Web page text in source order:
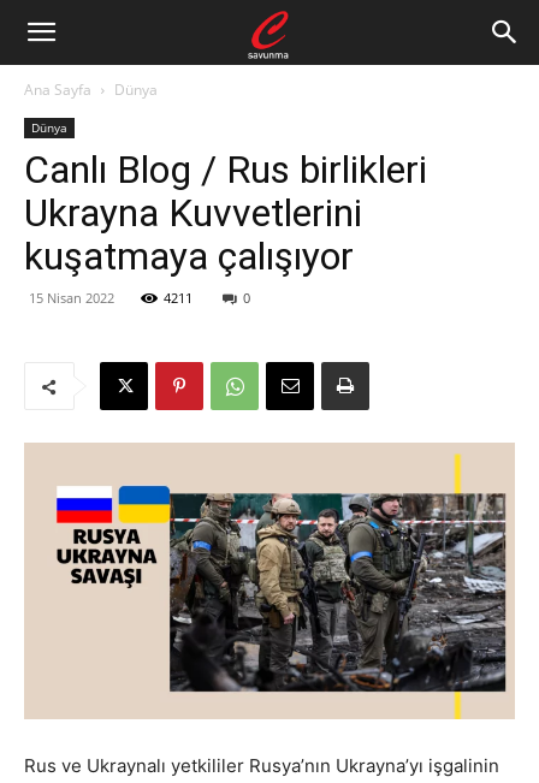
Ana Sayfa Dünya
Dünya
Canlı Blog / Rus birlikleri
Ukrayna Kuvvetlerini
kuşatmaya çalışıyor
15 Nisan 2022 4211 0
Rus ve Ukraynalı yetkililer Rusya’nın Ukrayna’yı işgalinin